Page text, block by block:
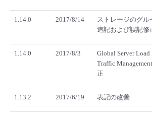
1.14.0 2017/8/14
ストレージのグ
追記および誤記修
1.14.0 2017/8/3
Global Server
Traffic
正
1.13.2 2017/6/19 表記の改善